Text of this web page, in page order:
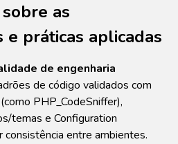
as
práticas aplicadas
de engenharia
de código validados com
PHP_CodeSniffer),
temas e Configuration
entre ambientes.